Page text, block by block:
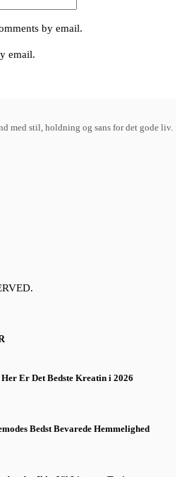
by email.
email.
med stil, holdning og sans for det gode liv.
Er Det Bedste Kreatin i 2026
Bedst Bevarede Hemmelighed